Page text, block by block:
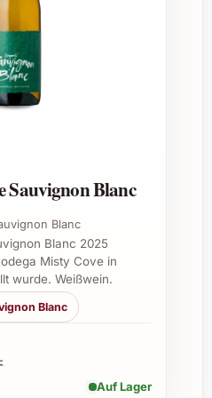
Gelegenheiten.
Las Niñas Mapuche
wie Weihnachten oder
und
Gastronomie und bei
elegante Begleitung
Weinkellers mit einem
Mapuche 2023
Sauvignon Blanc
Blanc
Blanc 2025
Misty Cove in
wurde. Weißwein.
Blanc
Auf Lager